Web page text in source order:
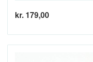
kr. 179,00